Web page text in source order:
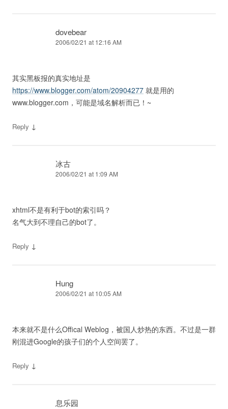
dovebear
2006/02/21 at 12:16 AM
其实黑板报的真实地址是
https://www.blogger.com/atom/20904277 就是用的
www.blogger.com，可能是域名解析而已！~
Reply ↓
冰古
2006/02/21 at 1:09 AM
xhtml不是有利于bot的索引吗？
名气大到不理自己的bot了。
Reply ↓
Hung
2006/02/21 at 10:05 AM
本来就不是什么Offical Weblog，被国人炒热的东西。不过是一群
刚混进Google的孩子们的个人空间罢了。
Reply ↓
息乐园